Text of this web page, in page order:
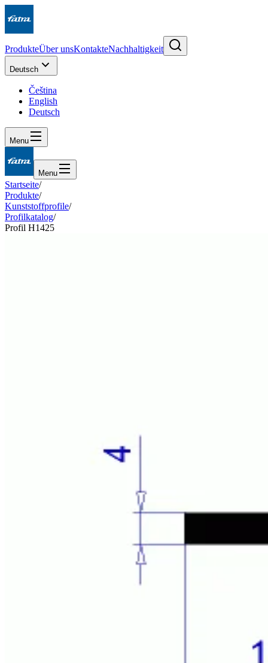
ProdukteÜber unsKontakteNachhaltigkeit
Deutsch
Čeština
English
Deutsch
Menu
Menu
Startseite/
Produkte/
Kunststoffprofile/
Profilkatalog/
Profil H1425